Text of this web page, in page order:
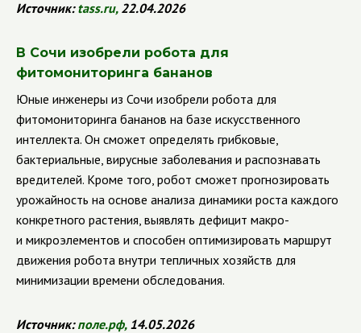
Источник: tass.ru,22.04.2026
В Сочи изобрели робота для
фитомониторинга бананов
Юные инженеры из Сочи изобрели робота для
фитомониторинга бананов на базе искусственного
интеллекта. Он сможет определять грибковые,
бактериальные, вирусные заболевания и распознавать
вредителей. Кроме того, робот сможет прогнозировать
урожайность на основе анализа динамики роста каждого
конкретного растения, выявлять дефицит макро-
и микроэлементов и способен оптимизировать маршрут
движения робота внутри тепличных хозяйств для
минимизации времени обследования.
Источник: поле.рф,14.05.2026